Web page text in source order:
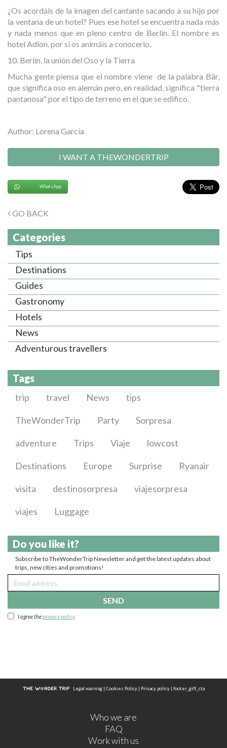
¿Os acordáis de la imagen del cantante sacando a su hijo por
la ventana de un hotel? Pues ese hotel se encuentra nada más
y nada menos que en pleno centro de Berlín. El nombre es
hotel Adlon, por si os animáis a conocerlo.
10. Berlín, la unión del Oso y la Tierra
Mucha gente piensa que el nombre viene de la palabra Bär,
que significa oso en alemán pero, en realidad, significa "tierra
pantanosa" por el tipo de terreno en el que se edifico.
Author: Lorena García
I WANT A THEWONDERTRIP
WhatsApp
GO BACK
Categories
Tips
Destinations
Guides
Gastronomy
Hotels
News
Adventurous travellers
Tags
trip travel News tips
TheWonderTrip Party Sorpresa
adventure Trips Viaje lowcost
Destinations Europe Surprise Ryanair
visita destinosorpresa viajesorpresa
viajes Luggage
Do you like it?
Subscribe to TheWonderTrip Newsletter and get the latest updates about
trips, new cities and promotions!
SEND
I agree theprivacy policy
Legal warning Cookies Policy Privacy policy footer_gift_cta
Who we are
FAQ
Work with us